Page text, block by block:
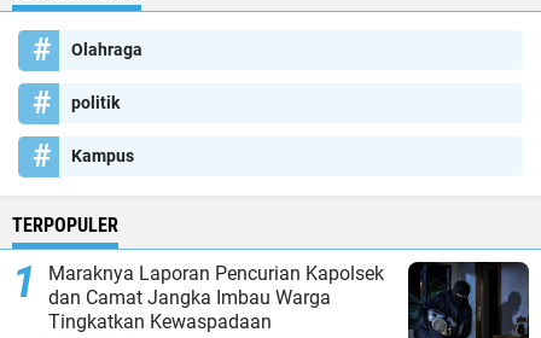
Olahraga
politik
Kampus
TERPOPULER
Maraknya Laporan Pencurian Kapolsek
dan Camat Jangka Imbau Warga
Tingkatkan Kewaspadaan